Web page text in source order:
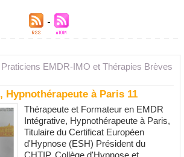
EMDR-IMO et Thérapies Brèves
Hypnothérapeute à Paris 11
Thérapeute et Formateur en EMDR
Intégrative, Hypnothérapeute à Paris,
Titulaire du Certificat Européen
d'Hypnose (ESH) Président du
CHTIP, Collège d'Hypnose et